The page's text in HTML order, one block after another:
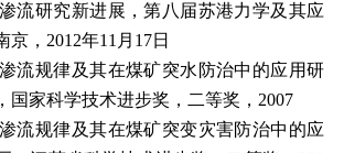
流研究新进展，第八届苏港力学及其应
京， 2012年11 月 17日
流规律及其在煤矿突水防治中的应用研
国家科学技术进步奖，二等奖， 2007
流规律及其在煤矿突变灾害防治中的应